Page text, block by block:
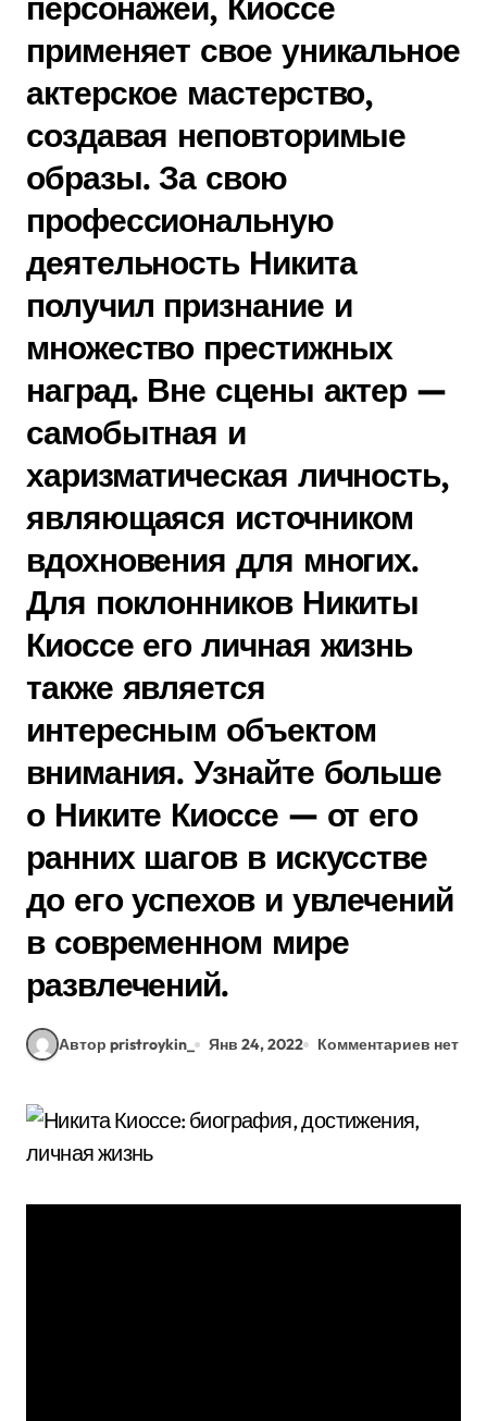
применяет свое уникальное
актерское мастерство,
создавая неповторимые
образы. За свою
профессиональную
деятельность Никита
получил признание и
множество престижных
наград. Вне сцены актер —
самобытная и
харизматическая личность,
являющаяся источником
вдохновения для многих.
Для поклонников Никиты
Киоссе его личная жизнь
также является
интересным объектом
внимания. Узнайте больше
о Никите Киоссе — от его
ранних шагов в искусстве
до его успехов и увлечений
в современном мире
развлечений.
Автор pristroykin_ Янв 24, 2022 Комментариев нет